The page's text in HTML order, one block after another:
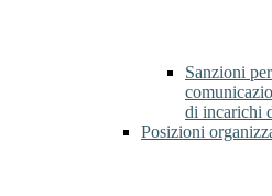
Sanzioni
di incarichi
Posizioni